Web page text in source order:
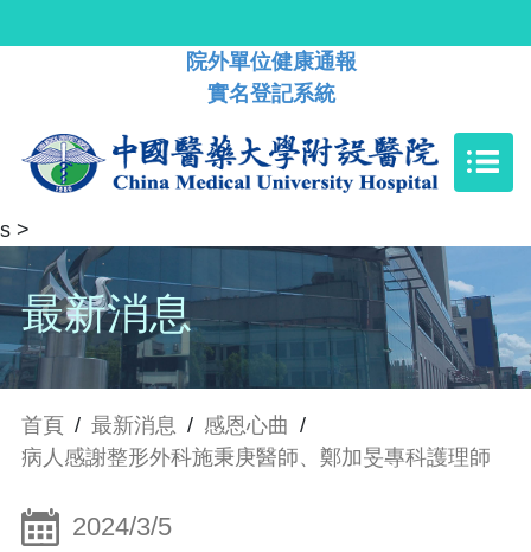
院外單位健康通報
實名登記系統
s >
最新消息
首頁 / 最新消息 / 感恩心曲 /
病人感謝整形外科施秉庚醫師、鄭加旻專科護理師
2024/3/5